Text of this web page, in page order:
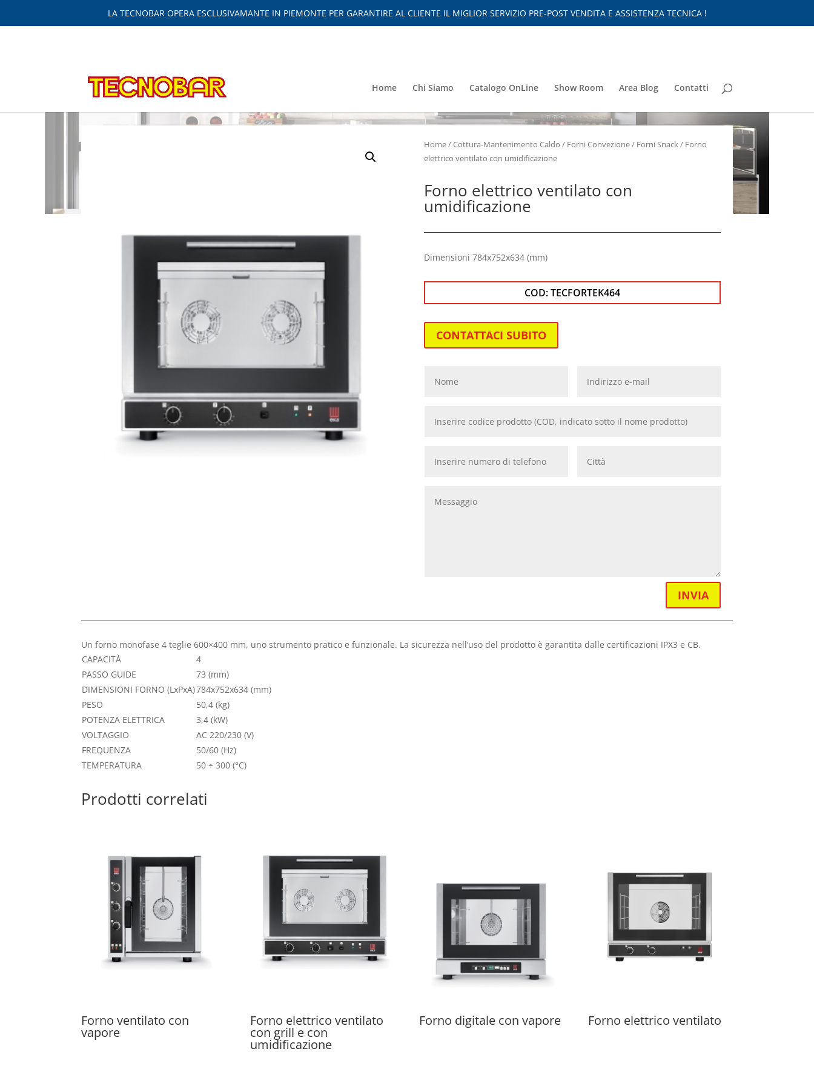
LA TECNOBAR OPERA ESCLUSIVAMANTE IN PIEMONTE PER GARANTIRE AL CLIENTE IL MIGLIOR SERVIZIO PRE-POST VENDITA E ASSISTENZA TECNICA !
Home Chi Siamo Catalogo OnLine Show Room Area Blog Contatti
Home/Cottura-Mantenimento Caldo / Forni Convezione/ Forni Snack/ Forno
elettrico ventilato con umidificazione
Forno elettrico ventilato con
umidificazione
Dimensioni 784x752x634(mm)
COD:TECFORTEK464
CONTATTACI SUBITO
INVIA
Un forno monofase 4 teglie 600×400 mm, uno strumento pratico e funzionale. La sicurezza nell’uso del prodotto è garantita dalle certificazioni IPX3 e CB.
CAPACITÀ
4
PASSO GUIDE
73(mm)
DIMENSIONI FORNO (LxPxA)784x752x634(mm)
PESO
50,4(kg)
POTENZA ELETTRICA
3,4(kW)
VOLTAGGIO
AC 220/230(V)
FREQUENZA
50/60(Hz)
TEMPERATURA
50 ÷ 300(°C)
Prodotti correlati
Forno ventilato con
vapore
Forno elettrico ventilato
con grill e con
umidificazione
Forno digitale con vapore Forno elettrico ventilato